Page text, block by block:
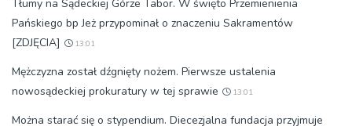
Tłumy na Sądeckiej Górze Tabor. W święto Przemienienia
Pańskiego bp Jeż przypominał o znaczeniu Sakramentów
[ZDJĘCIA]
13:01
Mężczyzna został dźgnięty nożem. Pierwsze ustalenia
nowosądeckiej prokuratury w tej sprawie
13:01
Można starać się o stypendium. Diecezjalna fundacja przyjmuje